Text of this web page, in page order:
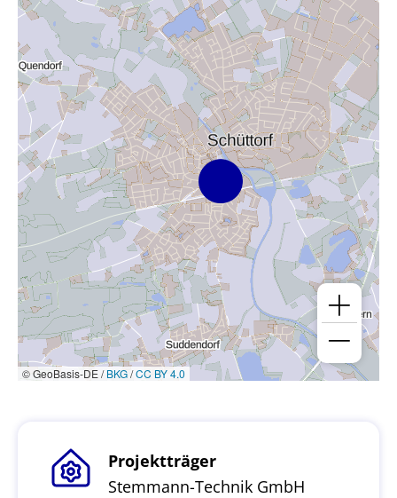
© GeoBasis-DE /BKG/CC BY 4.0
Projektträger
Stemmann-Technik GmbH